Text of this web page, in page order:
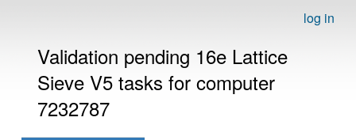
log in
Validation pending 16e Lattice
Sieve V5 tasks for computer
7232787